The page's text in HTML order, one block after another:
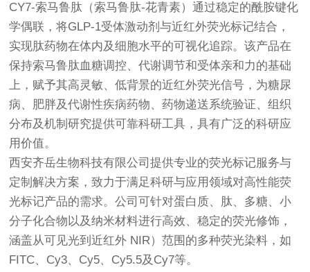
CY7-索马鲁肽（索马鲁肽-花青素）通过稳定的酰胺键化
学偶联，将GLP-1受体激动剂与近红外荧光标记结合，
实现肽药物在体内及细胞水平的可视化追踪。该产品在
保持索马鲁肽血糖调控、代谢调节和受体亲和力的基础
上，赋予其高灵敏、低背景的近红外荧光信号，为糖尿
病、肥胖及代谢性疾病药物、药物递送系统验证、组织
分布及机制研究提供可靠科研工具，具有广泛的科研应
用价值。
西安齐岳生物科技有限公司提供专业的荧光标记服务与
定制解决方案，致力于满足科研与应用领域对高性能荧
光标记产品的需求。公司可针对蛋白质、肽、多糖、小
分子化合物以及纳米材料进行高效、稳定的荧光修饰，
涵盖从可见光到近红外 NIR）范围的多种荧光染料，如
FITC、Cy3、Cy5、Cy5.5及Cy7等。